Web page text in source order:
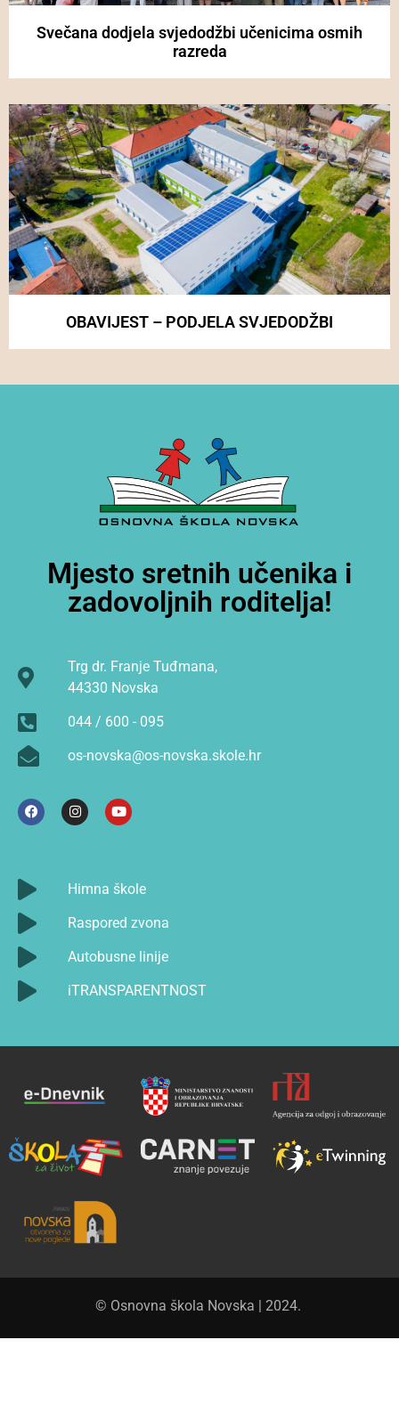
Svečana dodjela svjedodžbi učenicima osmih
razreda
OBAVIJEST – PODJELA SVJEDODŽBI
Mjesto sretnih učenika i
zadovoljnih roditelja!
Trg dr. Franje Tuđmana,
44330 Novska
044 / 600 - 095
os-novska@os-novska.skole.hr
Himna škole
Raspored zvona
Autobusne linije
iTRANSPARENTNOST
© Osnovna škola Novska | 2024.